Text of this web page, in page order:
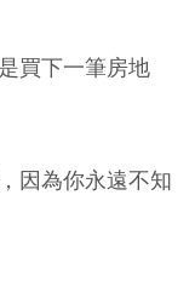
買下一筆房地
因為你永遠不知